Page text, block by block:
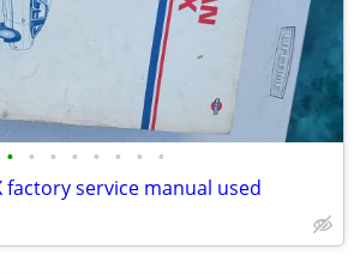
• • • • • • • •
factory service manual used